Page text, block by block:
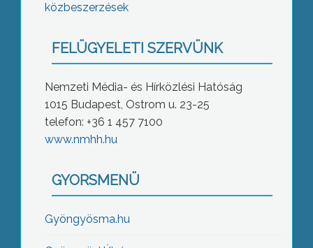
közbeszerzések
FELÜGYELETI SZERVÜNK
Nemzeti Média- és Hírközlési Hatóság
1015 Budapest, Ostrom u. 23-25
telefon: +36 1 457 7100
www.nmhh.hu
GYORSMENÜ
Gyöngyösma.hu